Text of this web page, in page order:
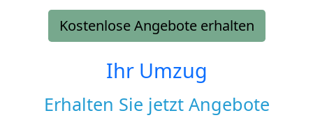
Kostenlose Angebote erhalten
Ihr Umzug
Erhalten Sie jetzt Angebote